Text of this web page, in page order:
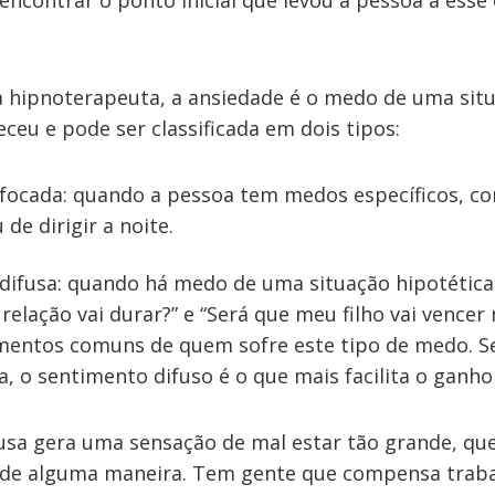
hipnoterapeuta, a ansiedade é o medo de uma
e pode ser classificada em dois tipos:
quando a pessoa tem medos específicos,
de dirigir a noite.
quando há medo de uma situação
vai durar?” e “Será que meu filho vai vencer
comuns de quem sofre este tipo de medo.
o sentimento difuso é o que mais facilita o
gera uma sensação de mal estar tão grande,
alguma maneira. Tem gente que compensa